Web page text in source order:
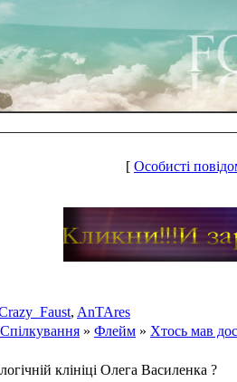
[ Особисті
, AnTAres
Спілкування » Флейм » Хтось мав
клініці Олега Василенка ?